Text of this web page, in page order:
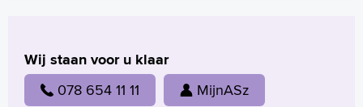
Wij staan voor u klaar
078 654 11 11 MijnASz